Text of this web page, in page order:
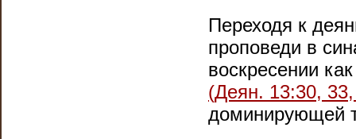
Переходя к
проповеди в
воскресении
(Деян. 13:30,
доминирующей